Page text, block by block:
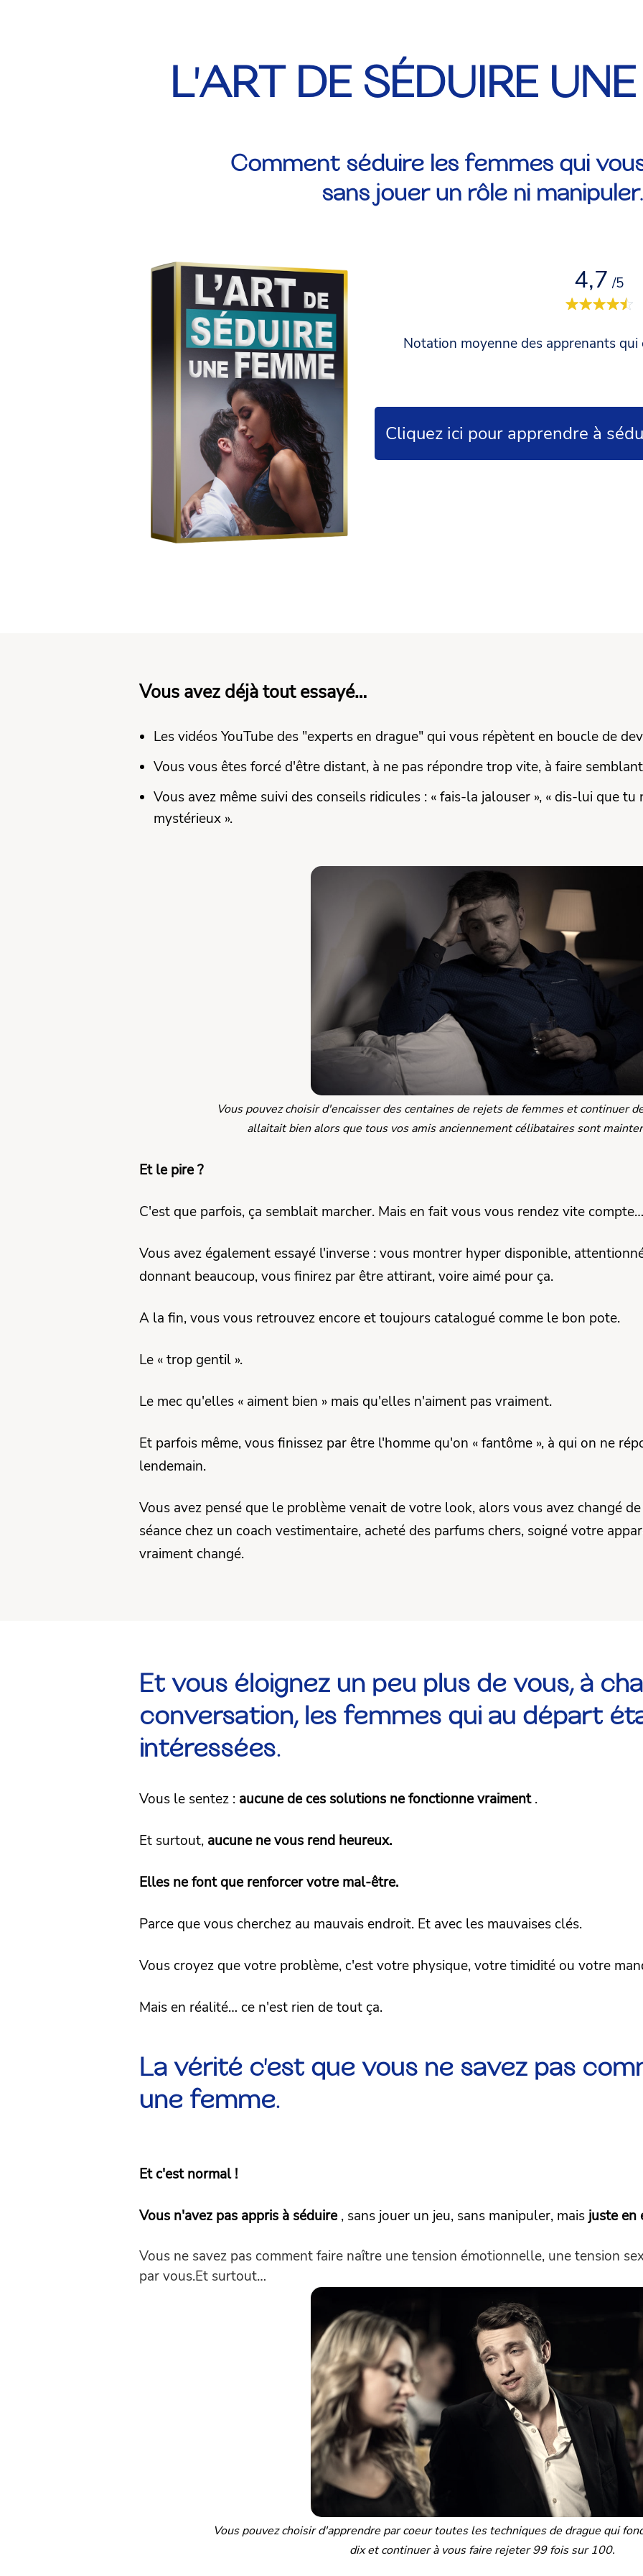
L'ART DE SÉDUIRE
Comment séduire les femmes qui
sans jouer un rôle ni manipuler.
4,7 /5
Notation moyenne des apprenants
Cliquez ici pour apprendre à
Vous avez déjà tout essayé…
Les vidéos YouTube des "experts en drague" qui vous répètent en boucle de
Vous vous êtes forcé d'être distant, à ne pas répondre trop vite, à faire
Vous avez même suivi des conseils ridicules : « fais-la jalouser », « dis-lui que tu
mystérieux ».
Vous pouvez choisir d'encaisser des centaines de rejets de femmes et continuer
allaitait bien alors que tous vos amis anciennement célibataires sont
Et le pire ?
C'est que parfois, ça semblait marcher. Mais en fait vous vous rendez vite
Vous avez également essayé l'inverse : vous montrer hyper disponible,
donnant beaucoup, vous finirez par être attirant, voire aimé pour ça.
A la fin, vous vous retrouvez encore et toujours catalogué comme le bon pote.
Le « trop gentil ».
Le mec qu'elles « aiment bien » mais qu'elles n'aiment pas vraiment.
Et parfois même, vous finissez par être l'homme qu'on « fantôme », à qui on ne
lendemain.
Vous avez pensé que le problème venait de votre look, alors vous avez changé
séance chez un coach vestimentaire, acheté des parfums chers, soigné votre
vraiment changé.
Et vous éloignez un peu plus de vous, à
conversation, les femmes qui au départ
intéressées.
Vous le sentez : aucune de ces solutions ne fonctionne vraiment.
Et surtout, aucune ne vous rend heureux.
Elles ne font que renforcer votre mal-être.
Parce que vous cherchez au mauvais endroit. Et avec les mauvaises clés.
Vous croyez que votre problème, c'est votre physique, votre timidité ou votre
Mais en réalité… ce n'est rien de tout ça.
La vérité c'est que vous ne savez pas
une femme.
Et c'est normal !
Vous n'avez pas appris à séduire, sans jouer un jeu, sans manipuler, maisjuste en
Vous ne savez pas comment faire naître une tension émotionnelle, une tension
par vous.Et surtout…
Vous pouvez choisir d'apprendre par coeur toutes les techniques de drague qui
dix et continuer à vous faire rejeter 99 fois sur 100.